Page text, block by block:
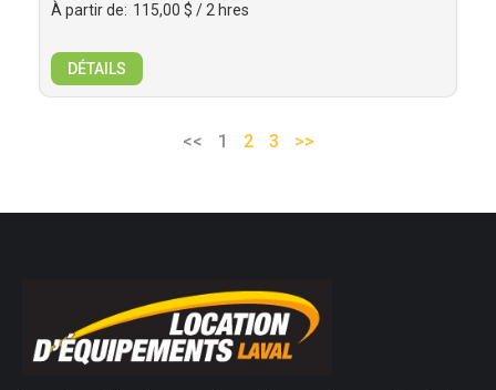
À partir de: 115,00 $ / 2 hres
DÉTAILS
<< 1 2 3 >>